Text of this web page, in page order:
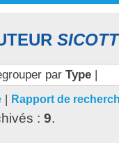
par Type|
| Rapport de
: 9.